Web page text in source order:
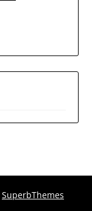
SuperbThemes